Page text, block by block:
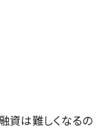
資は難しくなるの